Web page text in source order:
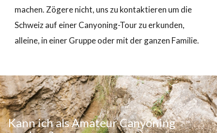
machen. Zögere nicht, uns zu kontaktieren um die
Schweiz auf einer Canyoning-Tour zu erkunden,
alleine, in einer Gruppe oder mit der ganzen Familie.
Kann ich als Amateur Canyoning